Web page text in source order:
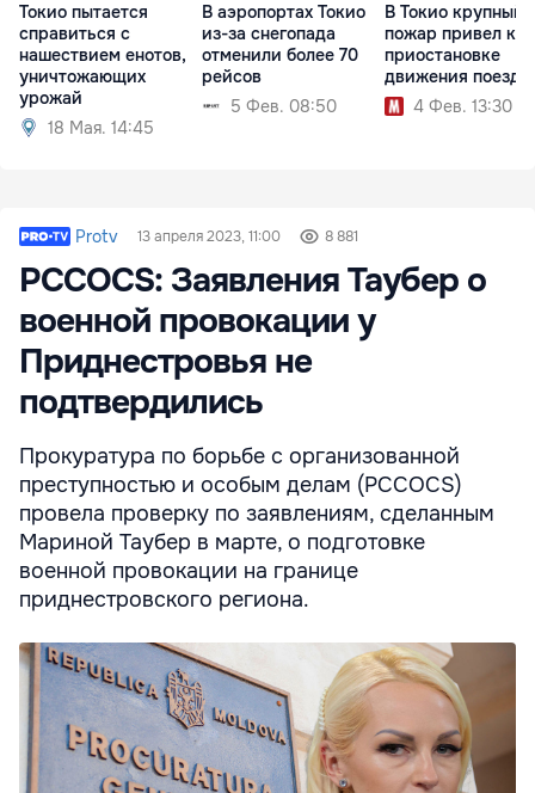
Токио пытается
справиться с
нашествием енотов,
уничтожающих
урожай
18 Мая. 14:45
В аэропортах Токио
из-за снегопада
отменили более 70
рейсов
5 Фев. 08:50
В Токио крупный
пожар привел к
приостановке
движения
4 Фев. 13:30
Protv 13 апреля 2023, 11:00 8 881
PCCOCS: Заявления Таубер о
военной провокации у
Приднестровья не
подтвердились
Прокуратура по борьбе с организованной
преступностью и особым делам (PCCOCS)
провела проверку по заявлениям, сделанным
Мариной Таубер в марте, о подготовке
военной провокации на границе
приднестровского региона.